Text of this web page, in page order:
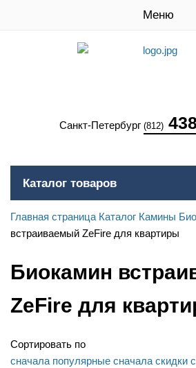
Меню
Санкт-Петербург (812)
Каталог товаров
Главная страница Каталог Камины
встраиваемый ZeFire для квартиры
Биокамин
ZeFire для
Сортировать по
сначала популярные сначала скидки